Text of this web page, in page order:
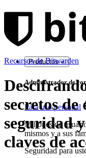
Productos
Administrador de
Para uso personal
Millones de
mismos y a sus
Seguridad para
Recursos de Bitwarden
secretos
seguridad
claves de